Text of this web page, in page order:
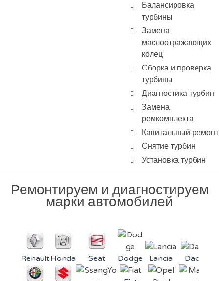
Балансировка
турбины
Замена
маслоотражающих
колец
Сборка и проверка
турбины
Диагностика турбин
Замена
ремкомплекта
Капитальный ремонт
Снятие турбин
Установка турбин
Ремонтируем и диагностируем
марки автомобилей
RenaultHonda Seat Dodge Lancia Dacia